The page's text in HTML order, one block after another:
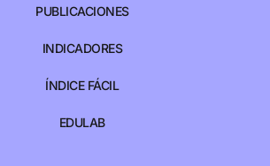
PUBLICACIONES
INDICADORES
ÍNDICE FÁCIL
EDULAB